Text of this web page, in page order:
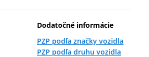
Dodatočné informácie
PZP podľa značky vozidla
PZP podľa druhu vozidla